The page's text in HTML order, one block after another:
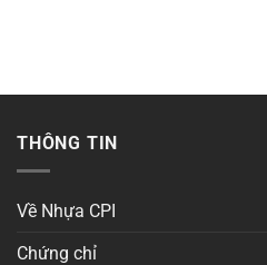
THÔNG TIN
Về Nhựa CPI
Chứng chỉ